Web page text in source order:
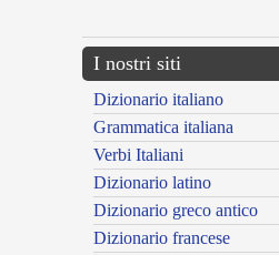
I nostri siti
Dizionario italiano
Grammatica italiana
Verbi Italiani
Dizionario latino
Dizionario greco antico
Dizionario francese